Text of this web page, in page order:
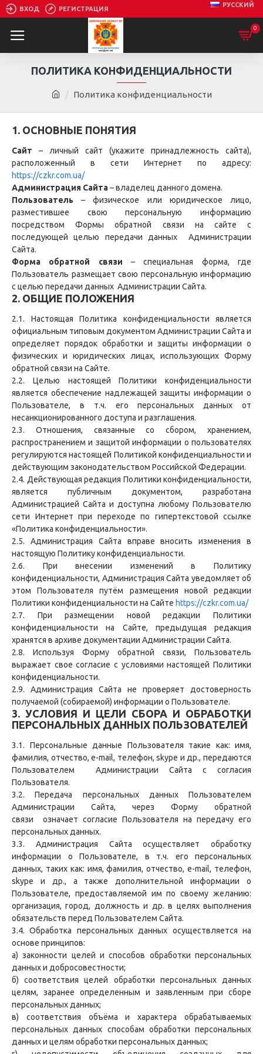
ВХОД РЕГИСТРАЦИЯ
РУССКИЙ
0
Политика конфиденциальности
ПОЛИТИКА КОНФИДЕНЦИАЛЬНОСТИ
1. ОСНОВНЫЕ ПОНЯТИЯ
Сайт – личный сайт (укажите принадлежность сайта),
расположенный в сети Интернет по адресу:
https://czkr.com.ua/
Администрация Сайта– владелец данного домена.
Пользователь – физическое или юридическое лицо,
разместившее свою персональную информацию
посредством Формы обратной связи на сайте с
последующей целью передачи данных Администрации
Сайта.
Форма обратной связи – специальная форма, где
Пользователь размещает свою персональную информацию
с целью передачи данных Администрации Сайта.
2. ОБЩИЕ ПОЛОЖЕНИЯ
2.1. Настоящая Политика конфиденциальности является
официальным типовым документом Администрации Сайта и
определяет порядок обработки и защиты информации о
физических и юридических лицах, использующих Форму
обратной связи на Сайте.
2.2. Целью настоящей Политики конфиденциальности
является обеспечение надлежащей защиты информации о
Пользователе, в т.ч. его персональных данных от
несанкционированного доступа и разглашения.
2.3. Отношения, связанные со сбором, хранением,
распространением и защитой информации о пользователях
регулируются настоящей Политикой конфиденциальности и
действующим законодательством Российской Федерации.
2.4. Действующая редакция Политики конфиденциальности,
является публичным документом, разработана
Администрацией Сайта и доступна любому Пользователю
сети Интернет при переходе по гипертекстовой ссылке
«Политика конфиденциальности».
2.5. Администрация Сайта вправе вносить изменения в
настоящую Политику конфиденциальности.
2.6. При внесении изменений в Политику
конфиденциальности, Администрация Сайта уведомляет об
этом Пользователя путём размещения новой редакции
Политики конфиденциальности на Сайте https://czkr.com.ua/
2.7. При размещении новой редакции Политики
конфиденциальности на Сайте, предыдущая редакция
хранятся в архиве документации Администрации Сайта.
2.8. Используя Форму обратной связи, Пользователь
выражает свое согласие с условиями настоящей Политики
конфиденциальности.
2.9. Администрация Сайта не проверяет достоверность
получаемой (собираемой) информации о Пользователе.
3. УСЛОВИЯ И ЦЕЛИ СБОРА И ОБРАБОТКИ
ПЕРСОНАЛЬНЫХ ДАННЫХ ПОЛЬЗОВАТЕЛЕЙ
3.1. Персональные данные Пользователя такие как: имя,
фамилия, отчество, e-mail, телефон, skype и др., передаются
Пользователем Администрации Сайта с согласия
Пользователя.
3.2. Передача персональных данных Пользователем
Администрации Сайта, через Форму обратной
связи означает согласие Пользователя на передачу его
персональных данных.
3.3. Администрация Сайта осуществляет обработку
информации о Пользователе, в т.ч. его персональных
данных, таких как: имя, фамилия, отчество, e-mail, телефон,
skype и др., а также дополнительной информации о
Пользователе, предоставляемой им по своему желанию:
организация, город, должность и др. в целях выполнения
обязательств перед Пользователем Сайта.
3.4. Обработка персональных данных осуществляется на
основе принципов:
а) законности целей и способов обработки персональных
данных и добросовестности;
б) соответствия целей обработки персональных данных
целям, заранее определенным и заявленным при сборе
персональных данных;
в) соответствия объёма и характера обрабатываемых
персональных данных способам обработки персональных
данных и целям обработки персональных данных;